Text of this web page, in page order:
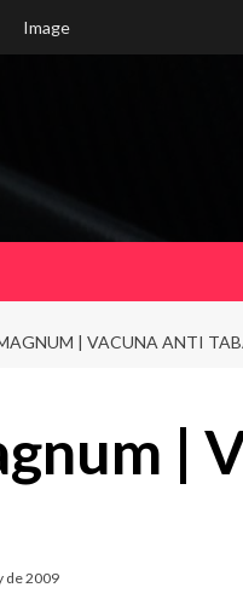
Image
| VACUNA ANTI
|
de 2009